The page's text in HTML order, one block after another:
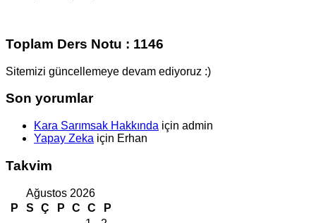
Toplam Ders Notu : 1146
Sitemizi güncellemeye devam ediyoruz :)
Son yorumlar
Kara Sarımsak Hakkında için admin
Yapay Zeka için Erhan
Takvim
Ağustos 2026
P
S Ç P C C
P